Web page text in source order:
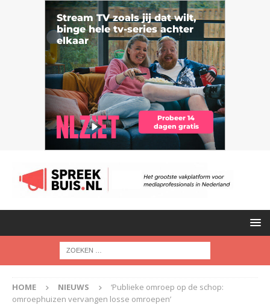
HOME NIEUWS
‘Publieke omroep op de schop:
omroephuizen vervangen losse omroepen’